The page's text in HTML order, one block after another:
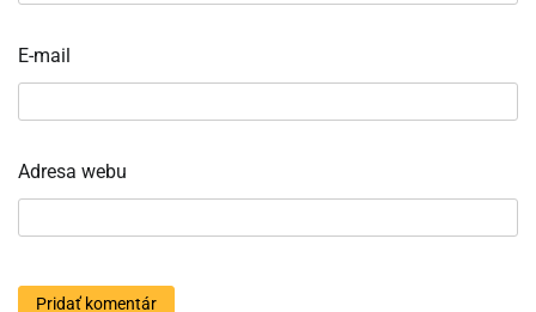
E-mail
Adresa webu